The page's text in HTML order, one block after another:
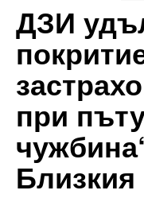
ДЗИ
при
Близкия